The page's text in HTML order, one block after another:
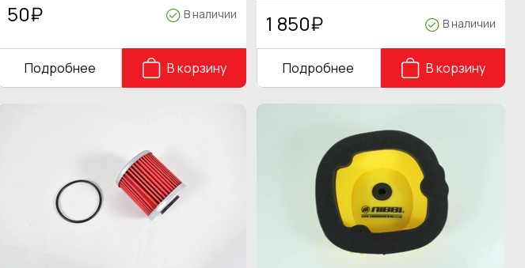
50₽ В наличии
Подробнее В корзину
1 850₽ В наличии
Подробнее В корзину